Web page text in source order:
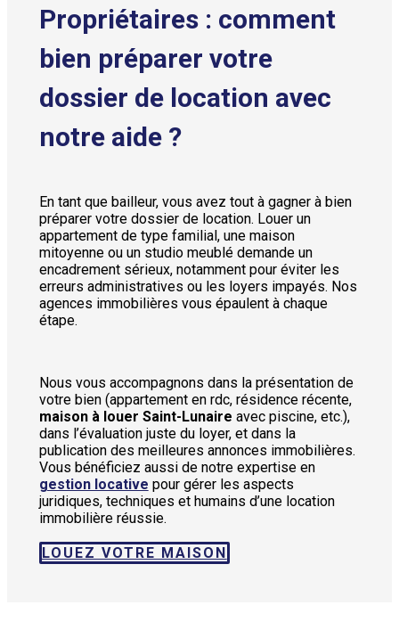
Propriétaires : comment
bien préparer votre
dossier de location avec
notre aide ?
En tant que bailleur, vous avez tout à gagner à bien
préparer votre dossier de location. Louer un
appartement de type familial, une maison
mitoyenne ou un studio meublé demande un
encadrement sérieux, notamment pour éviter les
erreurs administratives ou les loyers impayés. Nos
agences immobilières vous épaulent à chaque
étape.
Nous vous accompagnons dans la présentation de
votre bien (appartement en rdc, résidence récente,
maison à louer Saint-Lunaire avec piscine, etc.),
dans l’évaluation juste du loyer, et dans la
publication des meilleures annonces immobilières.
Vous bénéficiez aussi de notre expertise en
gestion locative pour gérer les aspects
juridiques, techniques et humains d’une location
immobilière réussie.
LOUEZ VOTRE MAISON